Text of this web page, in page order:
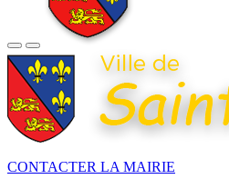
CONTACTER LA MAIRIE